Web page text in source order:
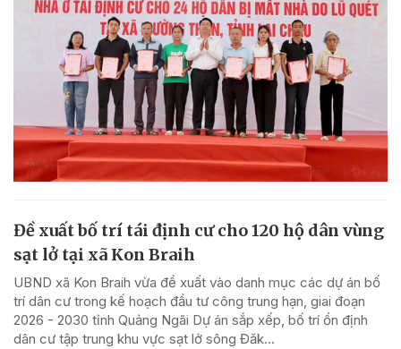
Đề xuất bố trí tái định cư cho 120 hộ dân vùng
sạt lở tại xã Kon Braih
UBND xã Kon Braih vừa đề xuất vào danh mục các dự án bố
trí dân cư trong kế hoạch đầu tư công trung hạn, giai đoạn
2026 - 2030 tỉnh Quảng Ngãi Dự án sắp xếp, bố trí ổn định
dân cư tập trung khu vực sạt lở sông Đăk...